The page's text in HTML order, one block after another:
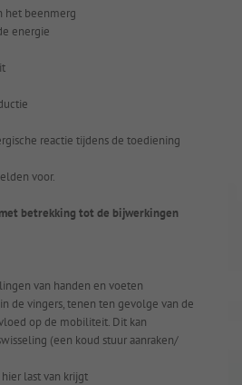
het beenmerg
energie
reactie tijdens de toediening
voor.
betrekking tot de bijwerkingen
van handen en voeten
de vingers, tenen ten gevolge van de
op de mobiliteit. Dit kan
(een koud stuur aanraken/
last van krijgt